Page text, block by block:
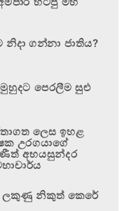
ගන්නා ජාතිය?
පෙරලීම සුළු
ලෙස ඉහළ
උරගයාගේ
අභයසුන්දර
ලකුණු නිකුත් කෙරේ